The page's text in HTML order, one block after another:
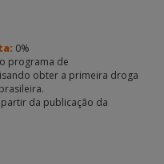
0%
programa de
obter a primeira droga
da publicação da